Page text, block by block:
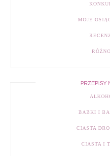
MOJE
PRZEPISY
BABKI I
CIASTA
CIASTA I